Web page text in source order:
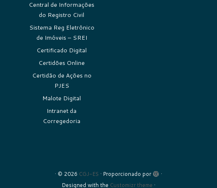
Central de Informações
do Registro Civil
Sistema Reg Eletrônico
de Imóveis – SREI
Certificado Digital
Certidões Online
Certidão de Ações no
PJES
Malote Digital
Intranet da
Corregedoria
· © 2026 CGJ-ES · Proporcionado por
·
Designed with the Customizr theme ·